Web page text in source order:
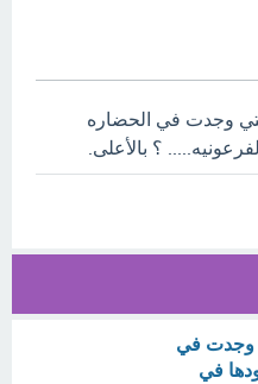
وجدت في الحضاره
؟ بالأعلى.
وجدت في
في